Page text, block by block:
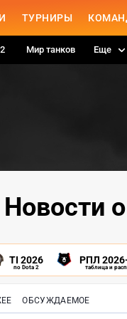
ТУРНИРЫ
Мир танков Еще
Новости
TI 2026
по Dota 2
РПЛ
таблица и
ОБСУЖДАЕМОЕ